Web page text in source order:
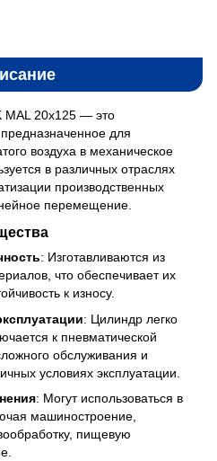
MAL 20x125 — это
для
воздуха в механическое
в различных отраслях
производственных
перемещение.
: Изготавливаются из
что обеспечивает их
к износу.
: Цилиндр легко
к пневматической
обслуживания и
условиях эксплуатации.
: Могут использоваться в
машиностроение,
пищевую